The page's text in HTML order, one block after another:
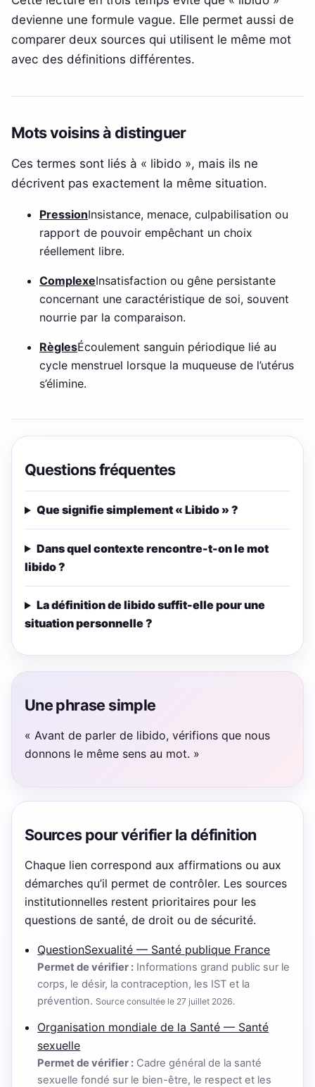
devienne une formule vague. Elle permet aussi de
comparer deux sources qui utilisent le même mot
avec des définitions différentes.
Mots voisins à distinguer
Ces termes sont liés à « libido », mais ils ne
décrivent pas exactement la même situation.
PressionInsistance, menace, culpabilisation ou
rapport de pouvoir empêchant un choix
réellement libre.
ComplexeInsatisfaction ou gêne persistante
concernant une caractéristique de soi, souvent
nourrie par la comparaison.
RèglesÉcoulement sanguin périodique lié au
cycle menstruel lorsque la muqueuse de l’utérus
s’élimine.
Questions fréquentes
Que signifie simplement « Libido » ?
Dans quel contexte rencontre-t-on le mot
libido ?
La définition de libido suffit-elle pour une
situation personnelle ?
Une phrase simple
« Avant de parler de libido, vérifions que nous
donnons le même sens au mot. »
Sources pour vérifier la définition
Chaque lien correspond aux affirmations ou aux
démarches qu’il permet de contrôler. Les sources
institutionnelles restent prioritaires pour les
questions de santé, de droit ou de sécurité.
QuestionSexualité — Santé publique France
Permet de vérifier : Informations grand public sur le
corps, le désir, la contraception, les IST et la
prévention. Source consultée le 27 juillet 2026.
Organisation mondiale de la Santé — Santé
sexuelle
Permet de vérifier : Cadre général de la santé
sexuelle fondé sur le bien-être, le respect et les